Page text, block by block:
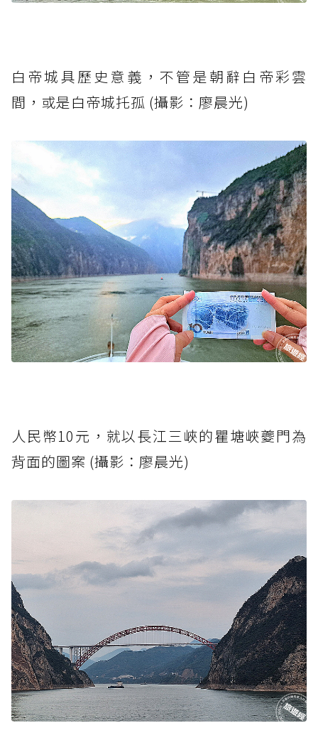
白帝城具歷史意義，不管是朝辭白帝彩雲
間，或是白帝城托孤 (攝影：廖晨光)
人民幣10元，就以長江三峽的瞿塘峽夔門為
背面的圖案 (攝影：廖晨光)